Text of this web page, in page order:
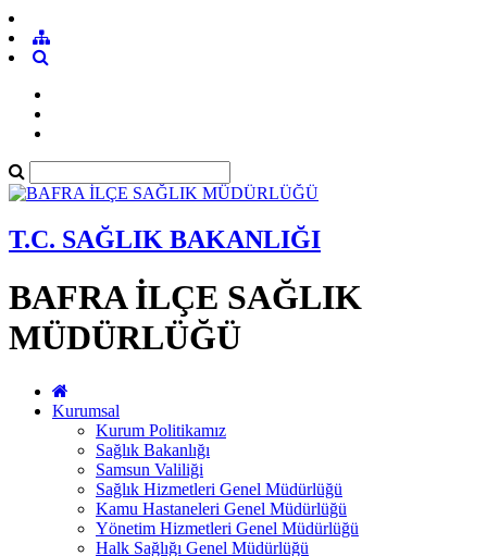
T.C. SAĞLIK BAKANLIĞI
BAFRA İLÇE SAĞLIK
MÜDÜRLÜĞÜ
Kurumsal
Kurum Politikamız
Sağlık Bakanlığı
Samsun Valiliği
Sağlık Hizmetleri Genel Müdürlüğü
Kamu Hastaneleri Genel Müdürlüğü
Yönetim Hizmetleri Genel Müdürlüğü
Halk Sağlığı Genel Müdürlüğü